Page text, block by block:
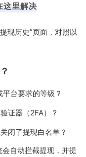
这里解决
现历史”页面，对照以
台要求的等级？
证器（2FA）？
闭了提现白名单？
自动拦截提现，并提